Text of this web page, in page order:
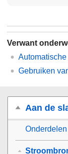
Verwant
Gebruiken
Aan de